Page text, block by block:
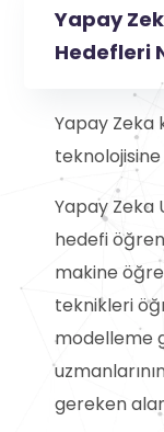
Yapay
Hedefleri
Yapay Zeka
Yapay Zeka
hedefi
makine
teknikleri
modelleme
gereken